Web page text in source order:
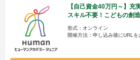
【自己資金40万円～】充
スキル不要！こどもの創
形式：オンライン
開催方法：申し込み後にURL